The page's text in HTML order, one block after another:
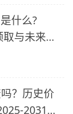
什么?
与未来价
？历史价
2031年